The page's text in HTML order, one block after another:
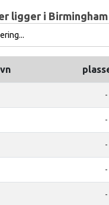
ligger i
-
-
-
-
-